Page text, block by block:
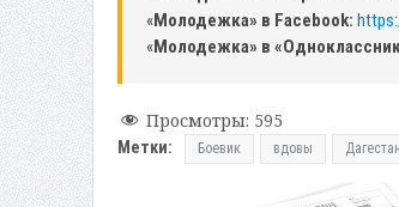
«Молодежка» в Facebook:
«Молодежка» в
Просмотры: 595
Метки: Боевик вдовы Дагестан